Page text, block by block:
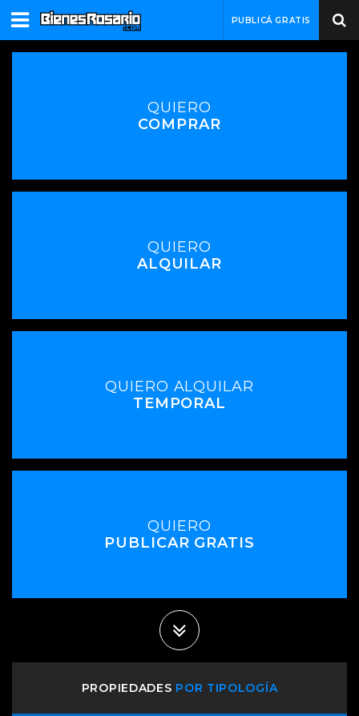
PUBLICÁ GRATIS
QUIERO
COMPRAR
QUIERO
ALQUILAR
QUIERO ALQUILAR
TEMPORAL
QUIERO
PUBLICAR GRATIS
PROPIEDADES POR TIPOLOGÍA